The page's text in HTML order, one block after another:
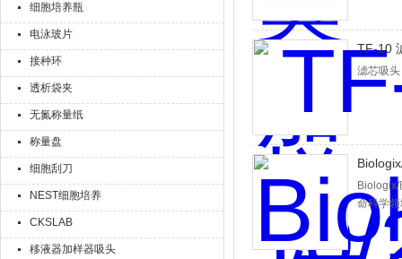
细胞培养瓶
电泳玻片
接种环
透析袋夹
无氮称量纸
称量盘
细胞刮刀
NEST细胞培养
CKSLAB
移液器加样器吸头
TF-10
滤芯吸
命科学
2013年
承担起